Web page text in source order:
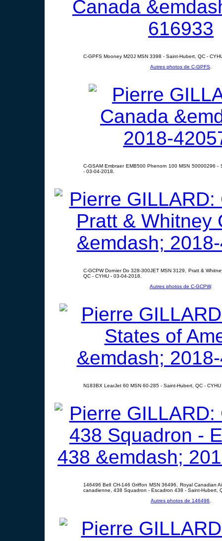
C-GPFS Mooney M20J MSN 3398 - Saint-Hubert, QC -
Autres photos de C-GPFS
C-GSAM Embraer EMB500 Phenom 100 MSN 50000296 -
- 03-04-2018.
C-GCPW Dornier Do 328-300JET MSN 3129, Pratt &
QC - CYHU - 03-04-2018.
Autres photos de C-GCPW.
N183BX LearJet 60 MSN 60-285 - Saint-Hubert, QC -
146496 Bell CH-146 Griffon MSN 36496, Royal Canadian
canadienne, 438 Squadron - Escadron 438 - Saint-Hubert,
Autres photos de 146496